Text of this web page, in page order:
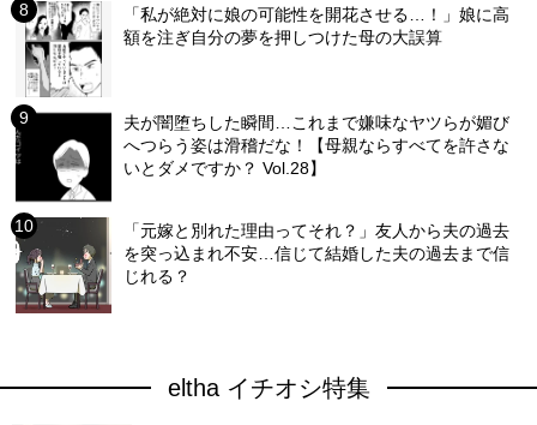
「私が絶対に娘の可能性を開花させる…！」娘に高
額を注ぎ自分の夢を押しつけた母の大誤算
夫が闇堕ちした瞬間…これまで嫌味なヤツらが媚び
へつらう姿は滑稽だな！【母親ならすべてを許さな
いとダメですか？ Vol.28】
「元嫁と別れた理由ってそれ？」友人から夫の過去
を突っ込まれ不安…信じて結婚した夫の過去まで信
じれる？
eltha イチオシ特集